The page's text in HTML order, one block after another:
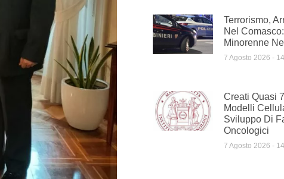
Terrorismo,
Nel
Minorenne
7 Agosto 2026
Creati Quasi
Modelli
Sviluppo Di
Oncologici
7 Agosto 2026